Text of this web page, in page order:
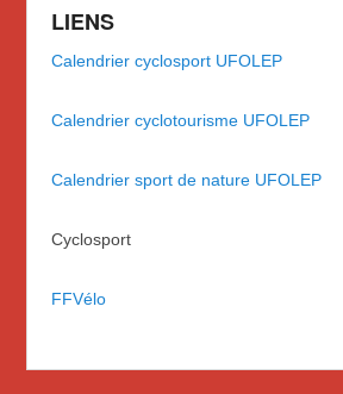
LIENS
Calendrier cyclosport UFOLEP
Calendrier cyclotourisme UFOLEP
Calendrier sport de nature UFOLEP
Cyclosport
FFVélo